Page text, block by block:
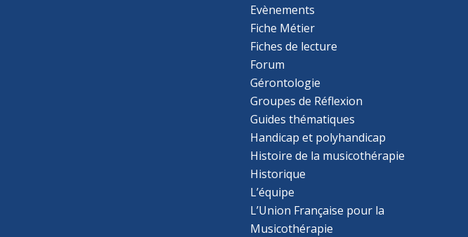
Evènements
Fiche Métier
Fiches de lecture
Forum
Gérontologie
Groupes de Réflexion
Guides thématiques
Handicap et polyhandicap
Histoire de la musicothérapie
Historique
L’équipe
L’Union Française pour la
Musicothérapie